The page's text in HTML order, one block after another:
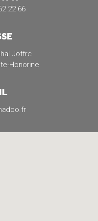
22 66
Joffre
Honorine